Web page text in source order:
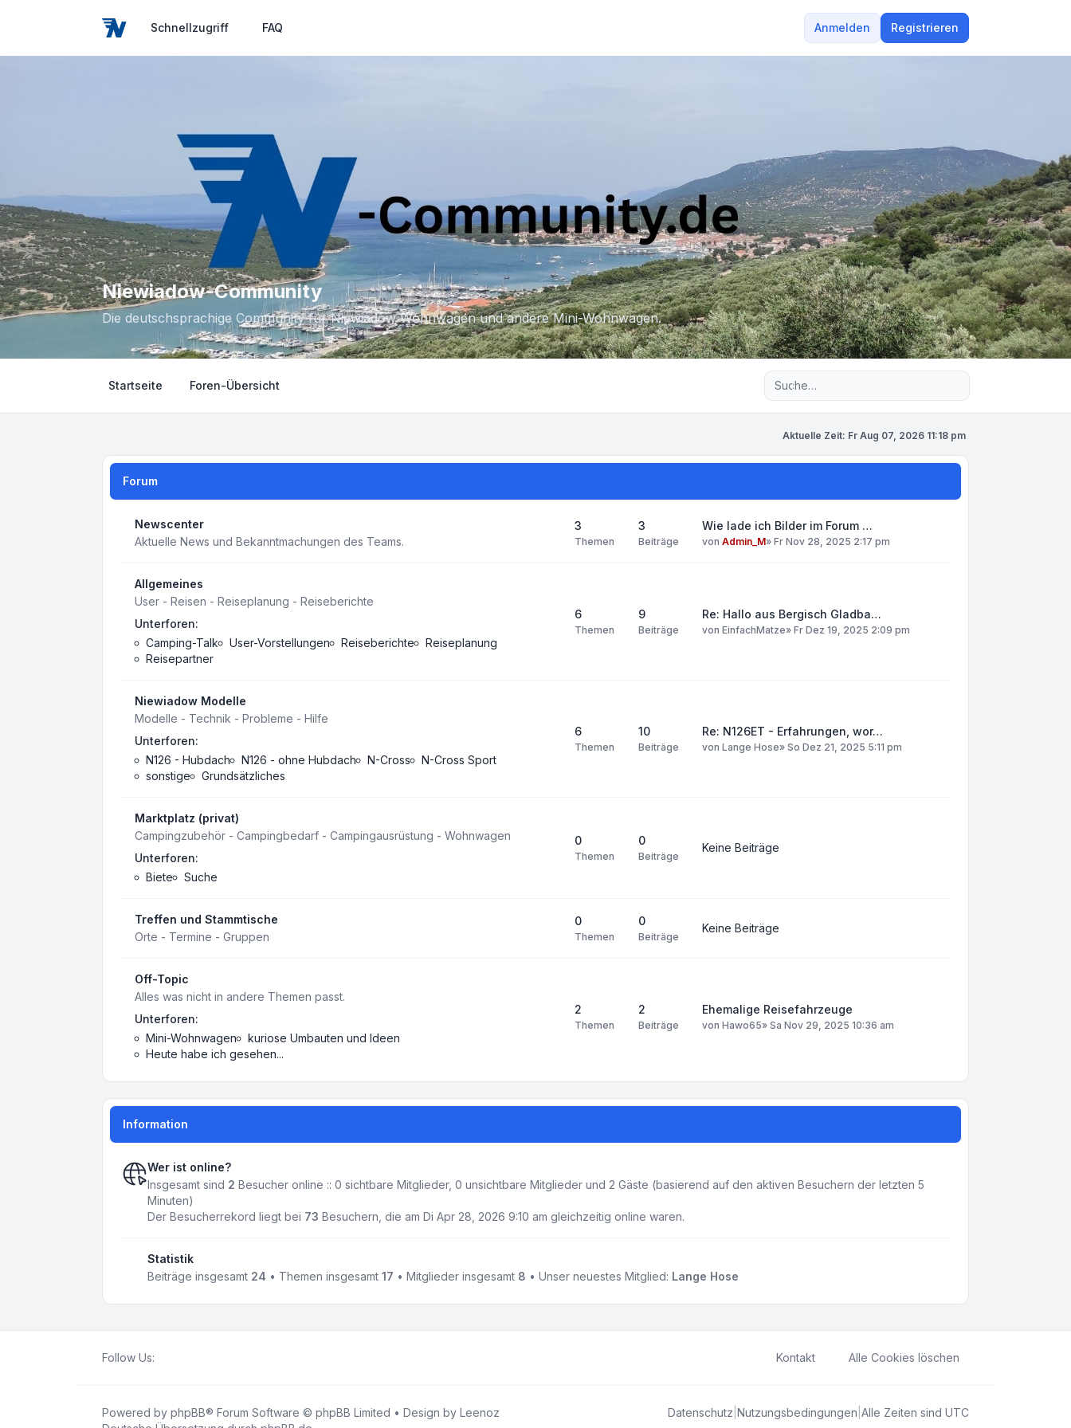
Schnellzugriff FAQ Anmelden Registrieren
Niewiadow-Community
Die deutschsprachige Community für Niewiadow Wohnwagen und andere Mini-Wohnwagen.
Startseite Foren-Übersicht
Aktuelle Zeit: Fr Aug 07, 2026 11:18 pm
Forum
Newscenter
Aktuelle News und Bekanntmachungen des Teams.
3
Themen
3
Beiträge
Wie lade ich Bilder im Forum …
von Admin_M» Fr Nov 28, 2025 2:17 pm
Allgemeines
User - Reisen - Reiseplanung - Reiseberichte
Unterforen:
Camping-Talk
User-Vorstellungen Reiseberichte
Reiseplanung
Reisepartner
6
Themen
9
Beiträge
Re: Hallo aus Bergisch Gladba…
von EinfachMatze» Fr Dez 19, 2025 2:09 pm
Niewiadow Modelle
Modelle - Technik - Probleme - Hilfe
Unterforen:
N126 - Hubdach
N126 - ohne Hubdach N-Cross
N-Cross Sport
sonstige
Grundsätzliches
6
Themen
10
Beiträge
Re: N126ET - Erfahrungen, wor…
von Lange Hose» So Dez 21, 2025 5:11 pm
Marktplatz (privat)
Campingzubehör - Campingbedarf - Campingausrüstung - Wohnwagen
Unterforen:
Biete
Suche
0
Themen
0
Beiträge
Keine Beiträge
Treffen und Stammtische
Orte - Termine - Gruppen
0
Themen
0
Beiträge
Keine Beiträge
Off-Topic
Alles was nicht in andere Themen passt.
Unterforen:
Mini-Wohnwagen
kuriose Umbauten und Ideen
Heute habe ich gesehen...
2
Themen
2
Beiträge
Ehemalige Reisefahrzeuge
von Hawo65» Sa Nov 29, 2025 10:36 am
Information
Wer ist online?
Insgesamt sind 2 Besucher online :: 0 sichtbare Mitglieder, 0 unsichtbare Mitglieder und 2 Gäste (basierend auf den aktiven Besuchern der letzten 5
Minuten)
Der Besucherrekord liegt bei 73 Besuchern, die am Di Apr 28, 2026 9:10 am gleichzeitig online waren.
Statistik
Beiträge insgesamt 24 • Themen insgesamt 17 • Mitglieder insgesamt 8 • Unser neuestes Mitglied: Lange Hose
Follow Us: Kontakt Alle Cookies löschen
Powered by phpBB® Forum Software © phpBB Limited • Design by Leenoz
Datenschutz Nutzungsbedingungen Alle Zeiten sind UTC